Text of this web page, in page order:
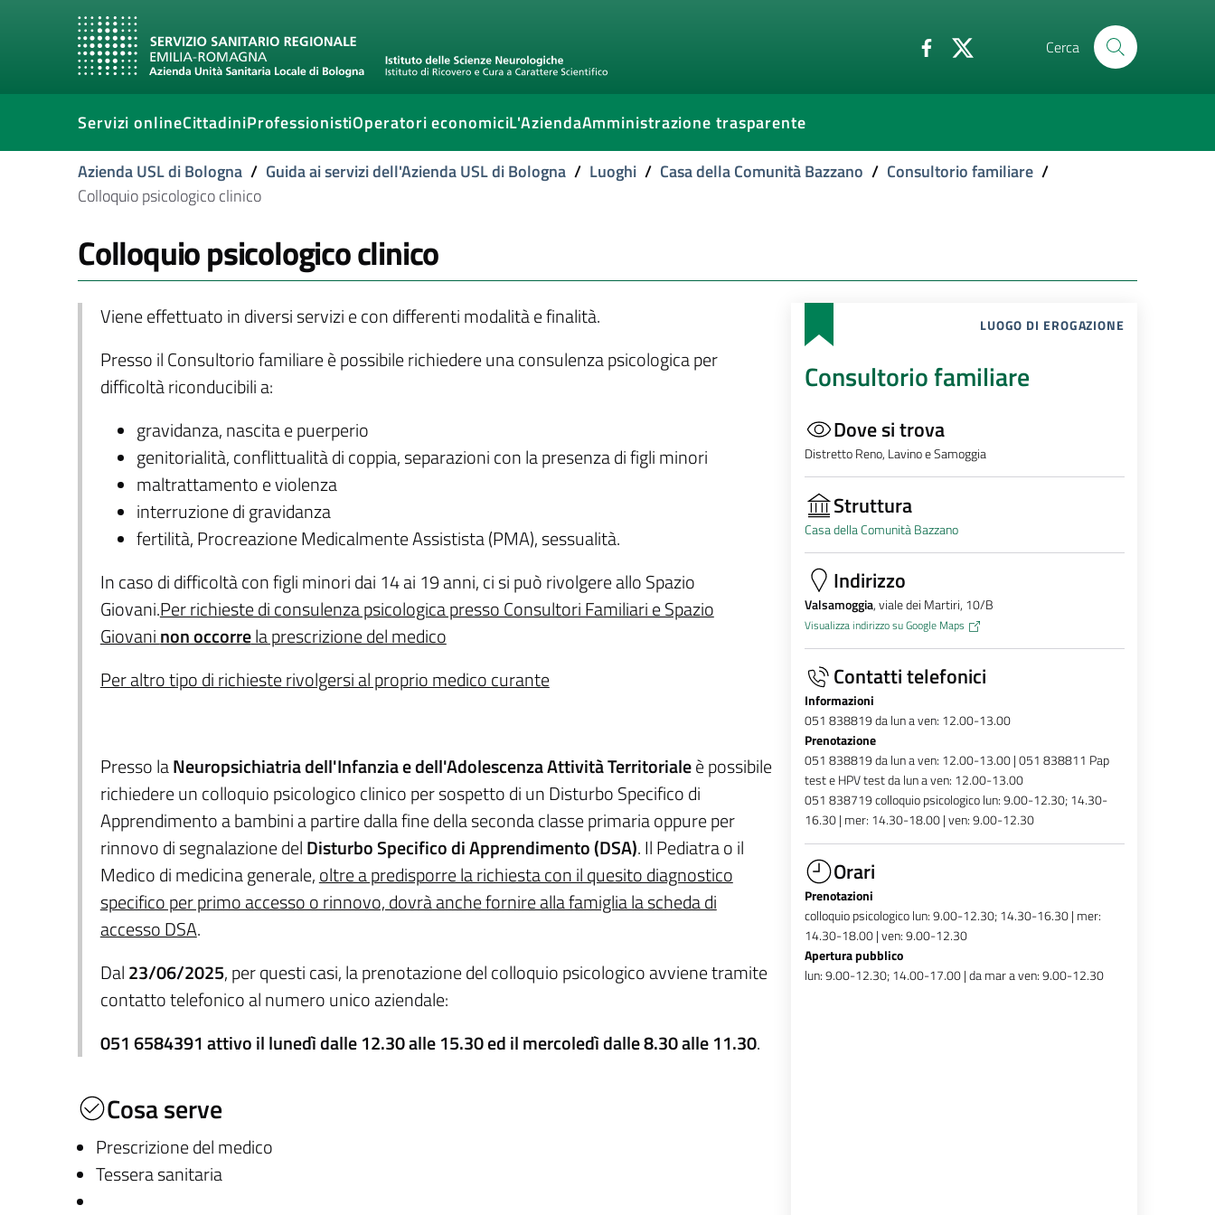
Cerca
Servizi onlineCittadiniProfessionistiOperatori economiciL'AziendaAmministrazione trasparente
Azienda USL di Bologna / Guida ai servizi dell'Azienda USL di Bologna / Luoghi / Casa della Comunità Bazzano / Consultorio familiare /
Colloquio psicologico clinico
Colloquio psicologico clinico
Viene effettuato in diversi servizi e con differenti modalità e finalità.
Presso il Consultorio familiare è possibile richiedere una consulenza psicologica per
difficoltà riconducibili a:
gravidanza, nascita e puerperio
genitorialità, conflittualità di coppia, separazioni con la presenza di figli minori
maltrattamento e violenza
interruzione di gravidanza
fertilità, Procreazione Medicalmente Assistista (PMA), sessualità.
In caso di difficoltà con figli minori dai 14 ai 19 anni, ci si può rivolgere allo Spazio
Giovani.Per richieste di consulenza psicologica presso Consultori Familiari e Spazio
Giovaninon occorrela prescrizione del medico
Per altro tipo di richieste rivolgersi al proprio medico curante
Presso laNeuropsichiatria dell'Infanzia e dell'Adolescenza Attività Territorialeè possibile
richiedere un colloquio psicologico clinico per sospetto di un Disturbo Specifico di
Apprendimento a bambini a partire dalla fine della seconda classe primaria oppure per
rinnovo di segnalazione del Disturbo Specifico di Apprendimento (DSA). Il Pediatra o il
Medico di medicina generale,oltre a predisporre la richiesta con il quesito diagnostico
specifico per primo accesso o rinnovo, dovrà anche fornire alla famiglia la scheda di
accesso DSA.
Dal 23/06/2025, per questi casi, la prenotazione del colloquio psicologico avviene tramite
contatto telefonico al numero unico aziendale:
051 6584391 attivo il lunedì dalle 12.30 alle 15.30 ed il mercoledì dalle 8.30 alle 11.30.
Cosa serve
Prescrizione del medico
Tessera sanitaria
LUOGO DI EROGAZIONE
Consultorio familiare
Dove si trova
Distretto Reno, Lavino e Samoggia
Struttura
Casa della Comunità Bazzano
Indirizzo
Valsamoggia, viale dei Martiri, 10/B
Visualizza indirizzo su Google Maps
Contatti telefonici
Informazioni
051 838819 da lun a ven: 12.00-13.00
Prenotazione
051 838819 da lun a ven: 12.00-13.00 | 051 838811 Pap
test e HPV test da lun a ven: 12.00-13.00
051 838719 colloquio psicologico lun: 9.00-12.30; 14.30-
16.30 | mer: 14.30-18.00 | ven: 9.00-12.30
Orari
Prenotazioni
colloquio psicologico lun: 9.00-12.30; 14.30-16.30 | mer:
14.30-18.00 | ven: 9.00-12.30
Apertura pubblico
lun: 9.00-12.30; 14.00-17.00 | da mar a ven: 9.00-12.30